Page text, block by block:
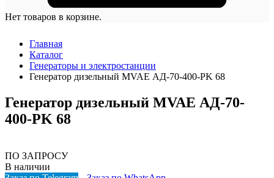
Нет товаров в корзине.
Главная
Каталог
Генераторы и электростанции
Генератор дизельный MVAE АД-70-400-PK 68
Генератор дизельный MVAE АД-70-
400-PK 68
ПО ЗАПРОСУ
В наличии